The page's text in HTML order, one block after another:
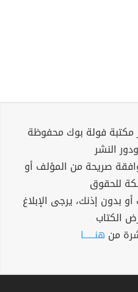
مكتبة فولة بوك محفوظة
النشر
صريحة من المؤلف أو
للحقوق
بدون إذنك، يرجى الإبلاغ
الكتاب
من هنــــــا